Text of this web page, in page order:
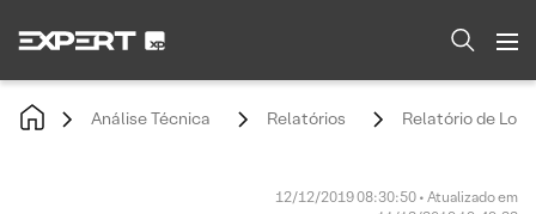
Análise Técnica Relatórios Relatório de
12/12/2019 08:30:50 • Atualizado em